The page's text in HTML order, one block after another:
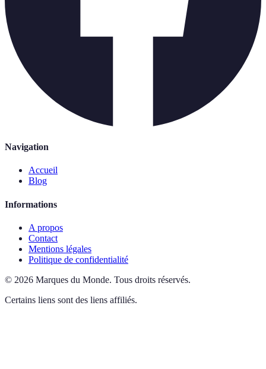
Navigation
Accueil
Blog
Informations
A propos
Contact
Mentions légales
Politique de confidentialité
© 2026 Marques du Monde. Tous droits réservés.
Certains liens sont des liens affiliés.